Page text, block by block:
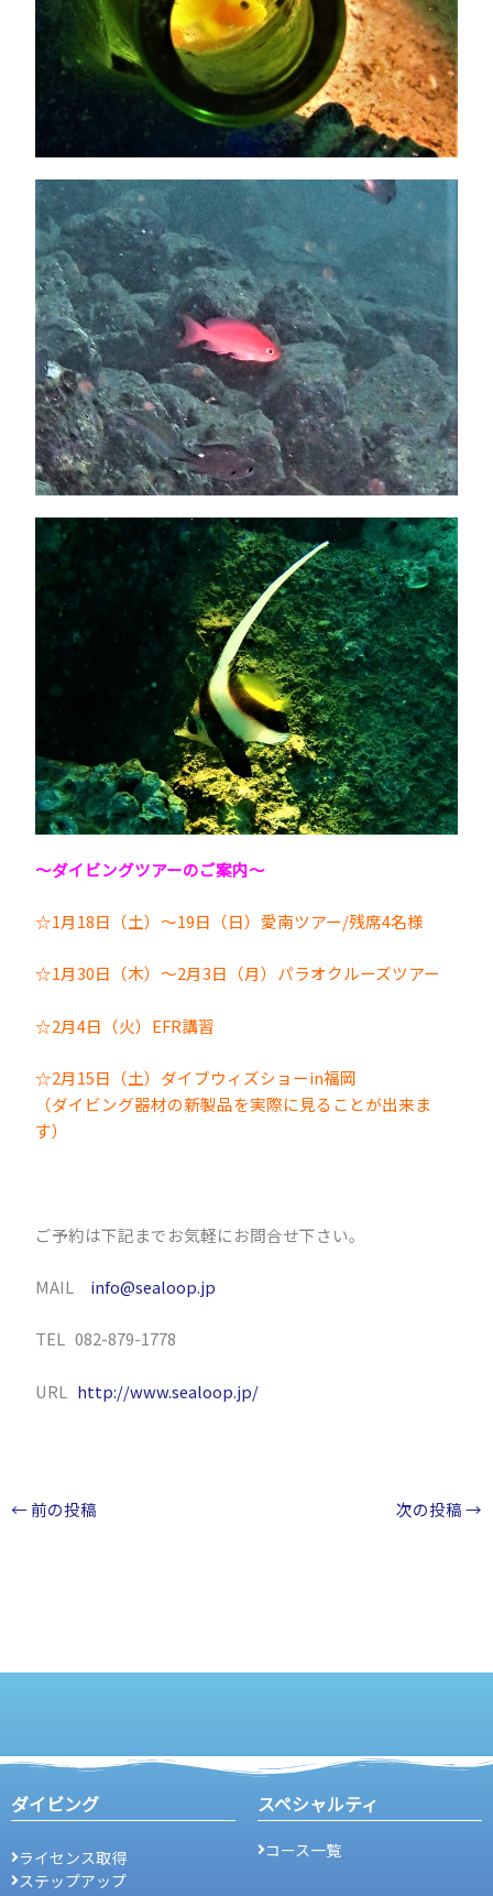
～ダイビングツアーのご案内～
☆1月18日（土）～19日（日）愛南ツアー/残席4名様
☆1月30日（木）～2月3日（月）パラオクルーズツアー
☆2月4日（火）EFR講習
☆2月15日（土）ダイブウィズショーin福岡
（ダイビング器材の新製品を実際に見ることが出来ま
す）
ご予約は下記までお気軽にお問合せ下さい。
MAIL info@sealoop.jp
TEL 082-879-1778
URL http://www.sealoop.jp/
← 前の投稿 次の投稿→
ダイビング
ライセンス取得
ステップアップ
スペシャルティ
コース一覧